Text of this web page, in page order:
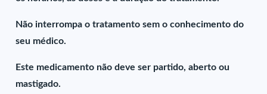
Não interrompa o tratamento sem o conhecimento do
seu médico.
Este medicamento não deve ser partido, aberto ou
mastigado.